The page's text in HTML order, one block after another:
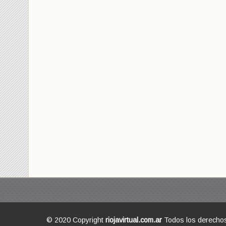
© 2020 Copyright riojavirtual.com.ar Todos los